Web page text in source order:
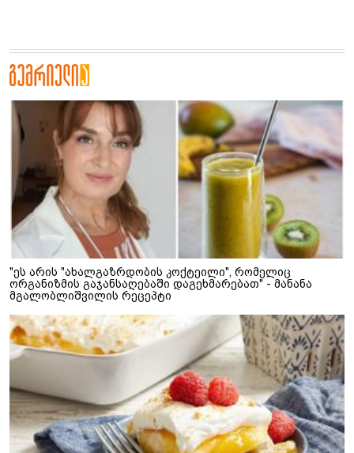
"ეს არის "ახალგაზრდობის კოქტეილი", რომელიც
ორგანიზმის გაჯანსაღებაში დაგეხმარებათ" - მანანა
მგალობლიშვილის რეცეპტი